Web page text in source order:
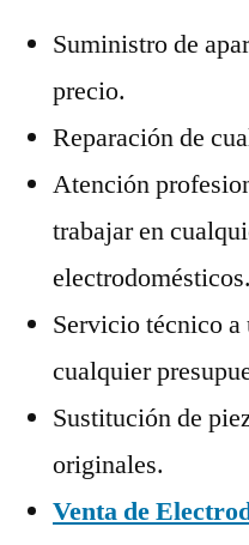
Suministro de
precio.
Reparación de
Atención
trabajar en
electrodomésticos.
Servicio técnico a
cualquier
Sustitución de
originales.
Venta de